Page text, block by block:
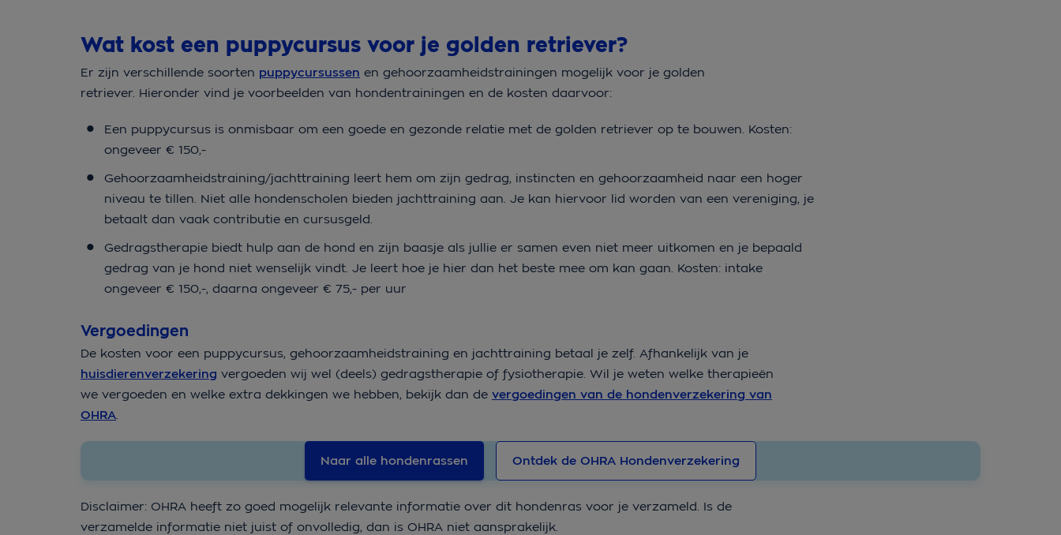
Wat kost een puppycursus voor je golden retriever?
Er zijn verschillende soorten puppycursussen en gehoorzaamheidstrainingen mogelijk voor je golden
retriever. Hieronder vind je voorbeelden van hondentrainingen en de kosten daarvoor:
Een puppycursus is onmisbaar om een goede en gezonde relatie met de golden retriever op te bouwen. Kosten:
ongeveer € 150,-
Gehoorzaamheidstraining/jachttraining leert hem om zijn gedrag, instincten en gehoorzaamheid naar een hoger
niveau te tillen. Niet alle hondenscholen bieden jachttraining aan. Je kan hiervoor lid worden van een vereniging, je
betaalt dan vaak contributie en cursusgeld.
Gedragstherapie biedt hulp aan de hond en zijn baasje als jullie er samen even niet meer uitkomen en je bepaald
gedrag van je hond niet wenselijk vindt. Je leert hoe je hier dan het beste mee om kan gaan. Kosten: intake
ongeveer € 150,-, daarna ongeveer € 75,- per uur
Vergoedingen
De kosten voor een puppycursus, gehoorzaamheidstraining en jachttraining betaal je zelf. Afhankelijk van je
huisdierenverzekering vergoeden wij wel (deels) gedragstherapie of fysiotherapie. Wil je weten welke therapieën
we vergoeden en welke extra dekkingen we hebben, bekijk dan de vergoedingen van de hondenverzekering van
OHRA.
Naar alle hondenrassen Ontdek de OHRA Hondenverzekering
Disclaimer: OHRA heeft zo goed mogelijk relevante informatie over dit hondenras voor je verzameld. Is de
verzamelde informatie niet juist of onvolledig, dan is OHRA niet aansprakelijk.